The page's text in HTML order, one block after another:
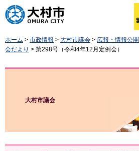
大村市
ホーム > 市政情報 > 大村市議会 > 広報・情報公開
会だより > 第298号（令和4年12月定例会）
大村市議会